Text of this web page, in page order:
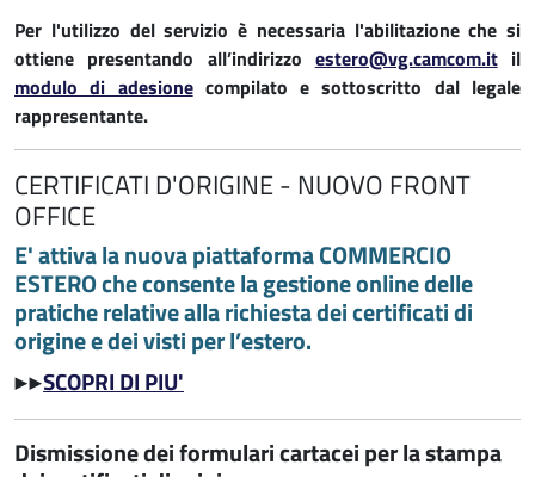
Per l'utilizzo del servizio è necessaria l'abilitazione che si
ottiene presentando all’indirizzo estero@vg.camcom.itil
modulo di adesionecompilato e sottoscritto dal legale
rappresentante.
CERTIFICATI D'ORIGINE - NUOVO FRONT
OFFICE
E' attiva la nuova piattaforma COMMERCIO
ESTERO che consente la gestione online delle
pratiche relative alla richiesta dei certificati di
origine e dei visti per l’estero.
▶▶SCOPRI DI PIU'
Dismissione dei formulari cartacei per la stampa